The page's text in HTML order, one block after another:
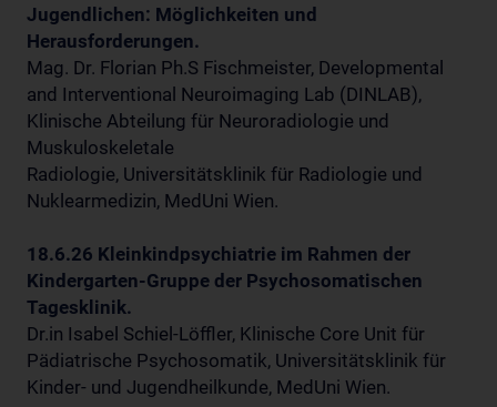
Jugendlichen: Möglichkeiten und
Herausforderungen.
Mag. Dr. Florian Ph.S Fischmeister, Developmental
and Interventional Neuroimaging Lab (DINLAB),
Klinische Abteilung für Neuroradiologie und
Muskuloskeletale
Radiologie, Universitätsklinik für Radiologie und
Nuklearmedizin, MedUni Wien.
18.6.26 Kleinkindpsychiatrie im Rahmen der
Kindergarten-Gruppe der Psychosomatischen
Tagesklinik.
Dr.in Isabel Schiel-Löffler, Klinische Core Unit für
Pädiatrische Psychosomatik, Universitätsklinik für
Kinder- und Jugendheilkunde, MedUni Wien.